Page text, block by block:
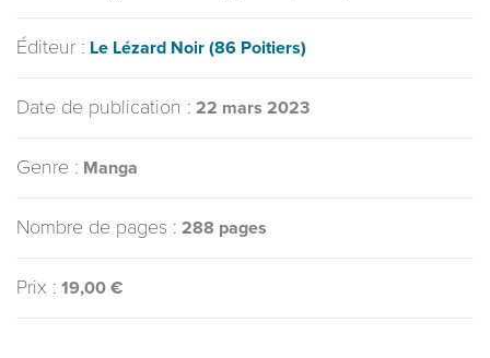
Éditeur : Le Lézard Noir (86 Poitiers)
Date de publication : 22 mars 2023
Genre : Manga
Nombre de pages : 288 pages
Prix : 19,00 €